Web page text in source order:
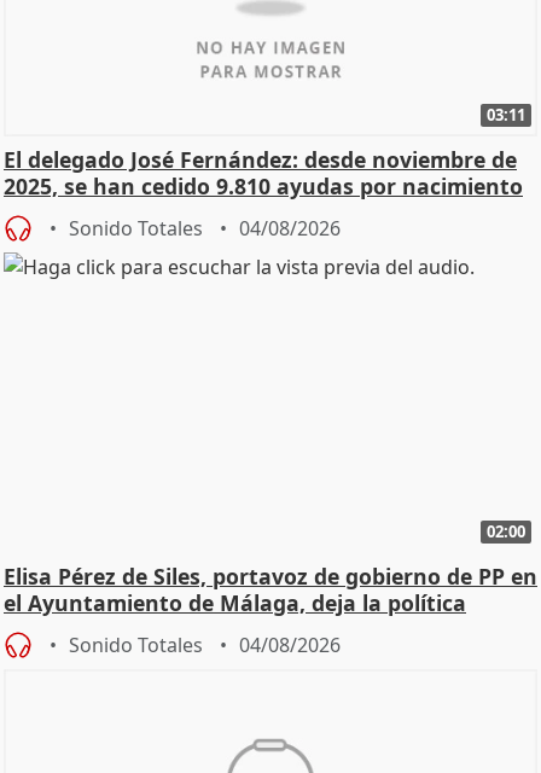
03:11
El delegado José Fernández: desde noviembre de
2025, se han cedido 9.810 ayudas por nacimiento
Sonido Totales 04/08/2026
02:00
Elisa Pérez de Siles, portavoz de gobierno de PP en
el Ayuntamiento de Málaga, deja la política
Sonido Totales 04/08/2026